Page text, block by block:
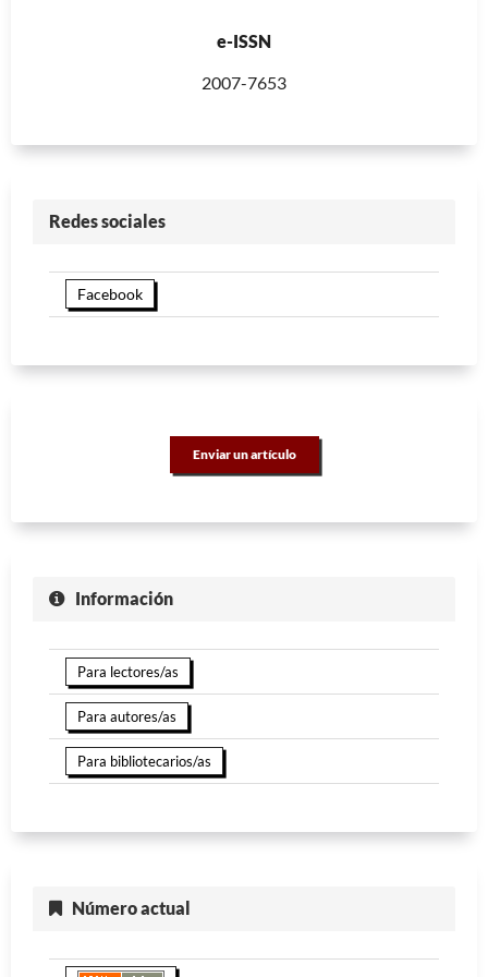
e-ISSN
2007-7653
Redes sociales
Facebook
Enviar un artículo
Información
Para lectores/as
Para autores/as
Para bibliotecarios/as
Número actual